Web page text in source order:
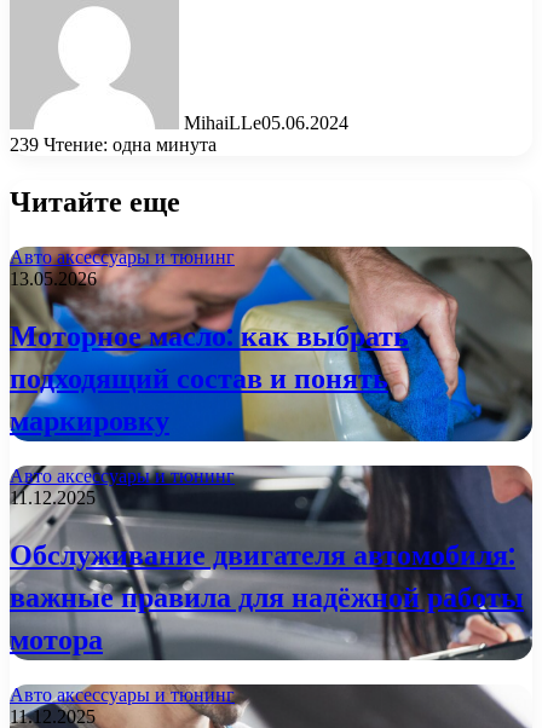
MihaiLLe05.06.2024
239 Чтение: одна минута
Читайте еще
Авто аксессуары и тюнинг
13.05.2026
Моторное масло: как выбрать
подходящий состав и понять
маркировку
Авто аксессуары и тюнинг
11.12.2025
Обслуживание двигателя автомобиля:
важные правила для надёжной работы
мотора
Авто аксессуары и тюнинг
11.12.2025